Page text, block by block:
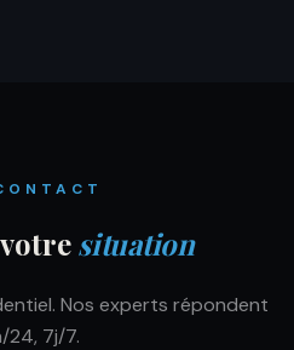
situation
Nos experts répondent
24, 7j/7.